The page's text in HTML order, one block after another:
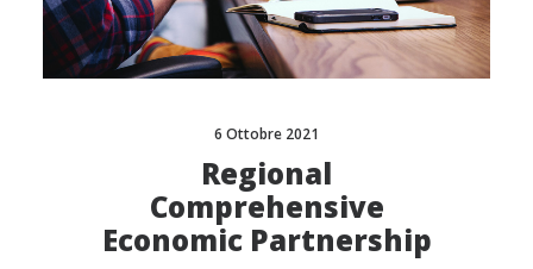
6 Ottobre 2021
Regional
Comprehensive
Economic Partnership